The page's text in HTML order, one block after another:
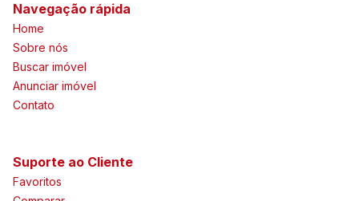
Navegação rápida
Home
Sobre nós
Buscar imóvel
Anunciar imóvel
Contato
Suporte ao Cliente
Favoritos